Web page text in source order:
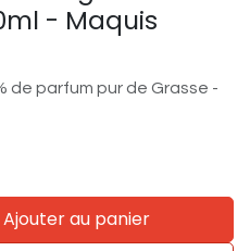
- Maquis
de parfum pur de Grasse -
Ajouter au panier